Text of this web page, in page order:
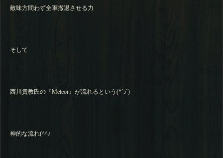
敵味方問わず全軍撤退させる力
そして
西川貴教氏の『Meteor』が流れるという(*´з`)
神的な流れ(^^♪